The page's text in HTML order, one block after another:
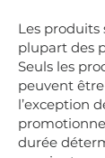
Les produits
plupart des
Seuls les
peuvent
l’exception
durée